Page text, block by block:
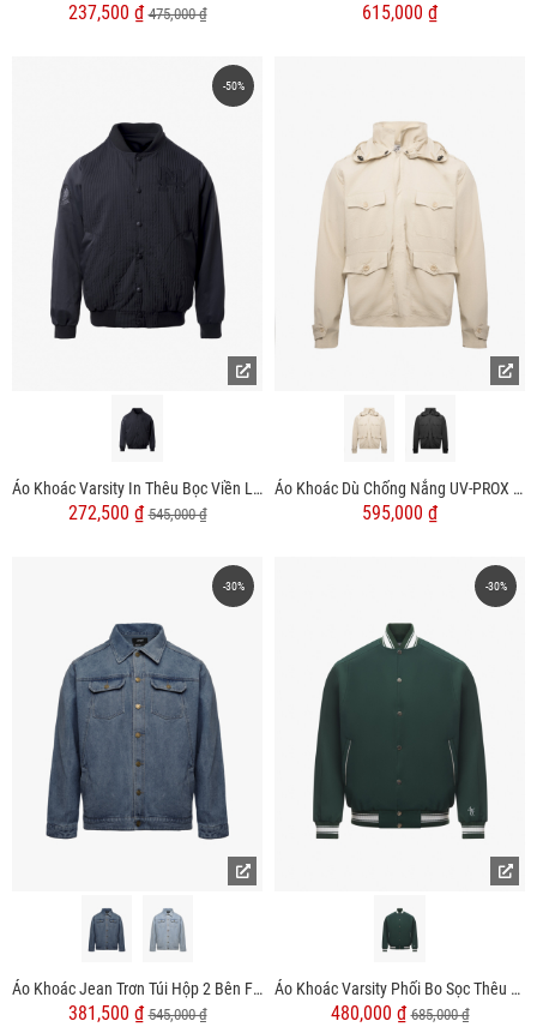
237,500 ₫475,000 ₫ 615,000 ₫
-50%
Áo Khoác Varsity In Thêu Bọc Viền Logo Form Regular AK070
272,500 ₫545,000 ₫
Áo Khoác Dù Chống Nắng UV-PROX Túi Hộp Form Regular AK073
595,000 ₫
-30%
Áo Khoác Jean Trơn Túi Hộp 2 Bên Form Regular AK077
381,500 ₫545,000 ₫
-30%
Áo Khoác Varsity Phối Bo Sọc Thêu 4MEN Tennis Club Form Regular AK059
480,000 ₫685,000 ₫